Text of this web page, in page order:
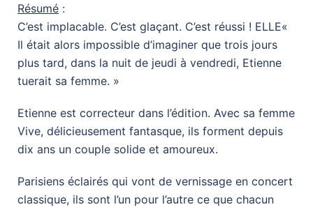
Résumé :
C’est implacable. C’est glaçant. C’est réussi ! ELLE«
Il était alors impossible d’imaginer que trois jours
plus tard, dans la nuit de jeudi à vendredi, Etienne
tuerait sa femme. »
Etienne est correcteur dans l’édition. Avec sa femme
Vive, délicieusement fantasque, ils forment depuis
dix ans un couple solide et amoureux.
Parisiens éclairés qui vont de vernissage en concert
classique, ils sont l’un pour l’autre ce que chacun